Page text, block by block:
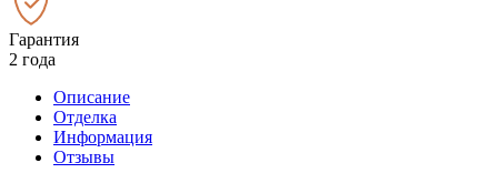
Гарантия
2 года
Описание
Отделка
Информация
Отзывы